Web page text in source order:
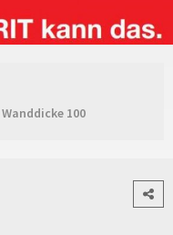
Wanddicke 100